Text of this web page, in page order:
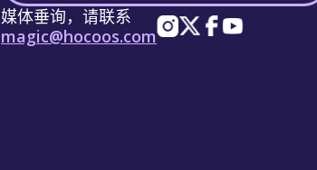
媒体垂询，请联系
magic@hocoos.com